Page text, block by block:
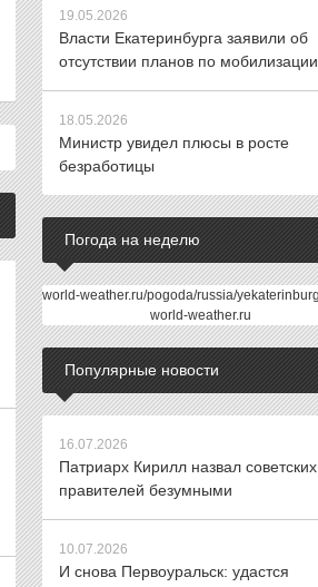
19.05.2026
Власти Екатеринбурга заявили об
отсутствии планов по мобилизации
18.05.2026
Министр увидел плюсы в росте
безработицы
Погода на неделю
world-weather.ru
Популярные новости
16.07.2026
Патриарх Кирилл назвал советских
правителей безумными
10.07.2026
И снова Первоуральск: удастся